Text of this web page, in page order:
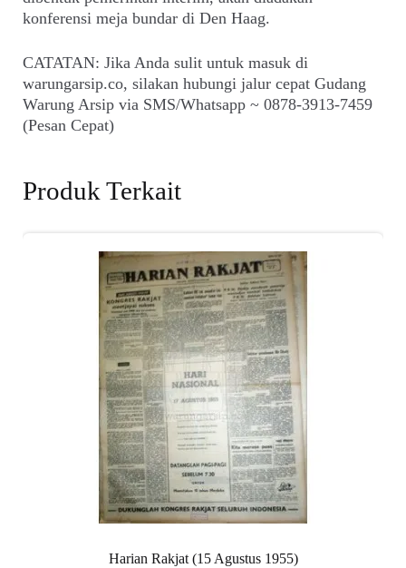
konferensi meja bundar di Den Haag.
CATATAN: Jika Anda sulit untuk masuk di
warungarsip.co, silakan hubungi jalur cepat Gudang
Warung Arsip via SMS/Whatsapp ~ 0878-3913-7459
(Pesan Cepat)
Produk Terkait
Harian Rakjat (15 Agustus 1955)